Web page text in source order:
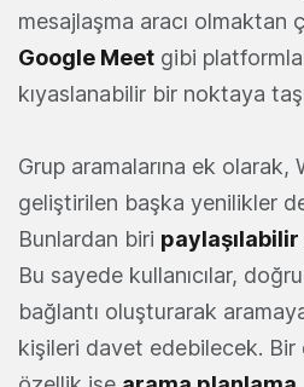
mesajlaşma aracı olmaktan
Google Meet gibi
kıyaslanabilir bir noktaya
Grup aramalarına ek olarak,
geliştirilen başka yenilikler
Bunlardan biri paylaşılabilir
Bu sayede kullanıcılar,
bağlantı oluşturarak
kişileri davet edebilecek.